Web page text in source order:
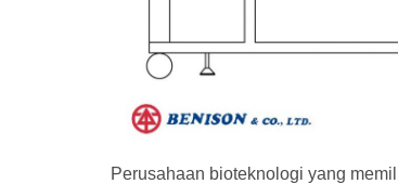
Perusahaan bioteknologi yang